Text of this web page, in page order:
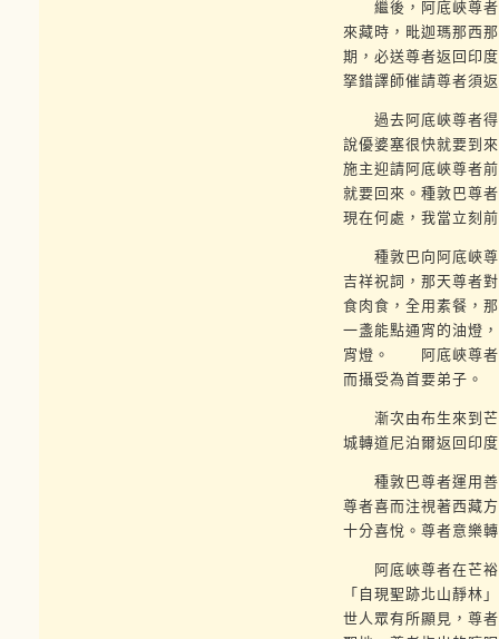
繼後，阿底峽尊者
來藏時，毗迦瑪那西
期，必送尊者返回印
拏錯譯師催請尊者須
過去阿底峽尊者得
說優婆塞很快就要到
施主迎請阿底峽尊者
就要回來。種敦巴尊
現在何處，我當立刻
種敦巴向阿底峽尊
吉祥祝詞，那天尊者
食肉食，全用素餐，
一盞能點通宵的油燈
宵燈。 阿底峽尊者
而攝受為首要弟子。
漸次由布生來到芒
城轉道尼泊爾返回印
種敦巴尊者運用善
尊者喜而注視著西藏
十分喜悅。尊者意樂
阿底峽尊者在芒裕
「自現聖跡北山靜林
世人眾有所顯見，尊